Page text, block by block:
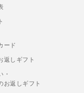
ード
返しギフト
・
お返しギフト